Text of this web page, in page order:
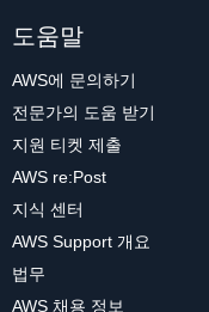
도움말
AWS에 문의하기
전문가의 도움 받기
지원 티켓 제출
AWS re:Post
지식 센터
AWS Support 개요
법무
AWS 채용 정보